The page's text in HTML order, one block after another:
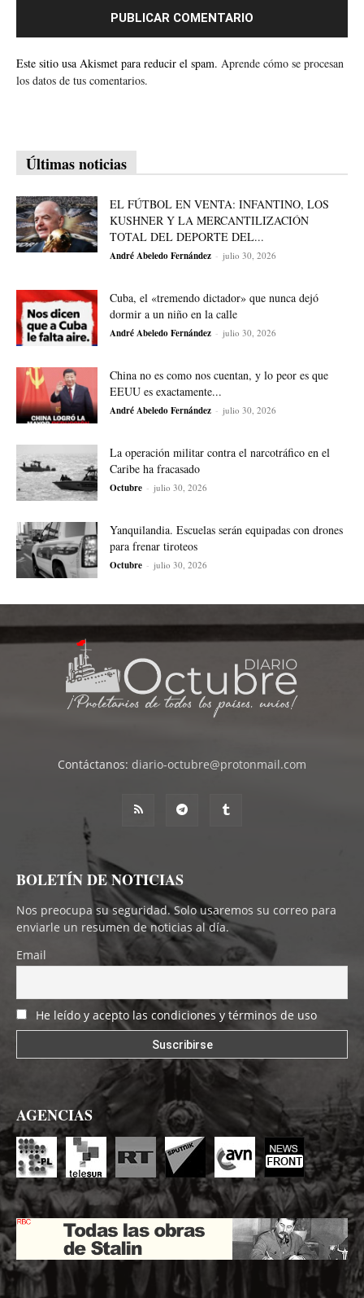
Este sitio usa Akismet para reducir el spam. Aprende cómo se procesan
los datos de tus comentarios.
Últimas noticias
EL FÚTBOL EN VENTA: INFANTINO, LOS
KUSHNER Y LA MERCANTILIZACIÓN
TOTAL DEL DEPORTE DEL...
André Abeledo Fernández - julio 30, 2026
Cuba, el «tremendo dictador» que nunca dejó
dormir a un niño en la calle
André Abeledo Fernández - julio 30, 2026
China no es como nos cuentan, y lo peor es que
EEUU es exactamente...
André Abeledo Fernández - julio 30, 2026
La operación militar contra el narcotráfico en el
Caribe ha fracasado
Octubre - julio 30, 2026
Yanquilandia. Escuelas serán equipadas con drones
para frenar tiroteos
Octubre - julio 30, 2026
Contáctanos: diario-octubre@protonmail.com
BOLETÍN DE NOTICIAS
Nos preocupa su seguridad. Solo usaremos su correo para
enviarle un resumen de noticias al día.
Email
He leído y acepto las condiciones y términos de uso
AGENCIAS